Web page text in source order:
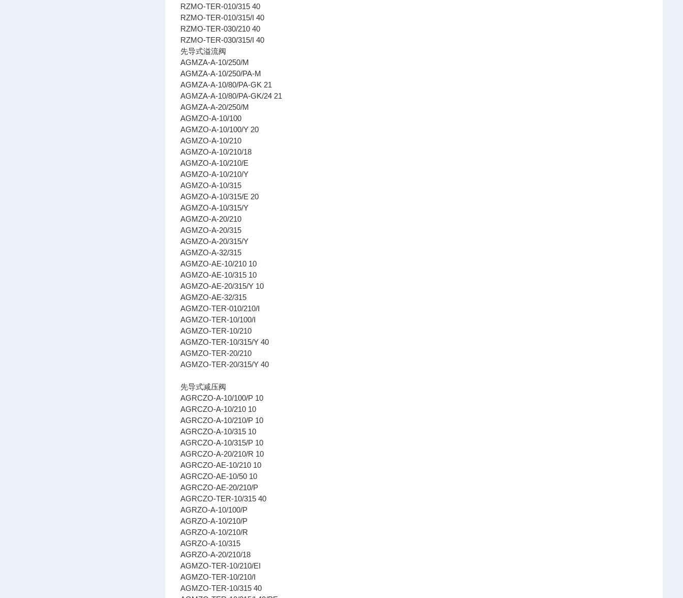
RZMO-TER-010/315 40
RZMO-TER-010/315/I 40
RZMO-TER-030/210 40
RZMO-TER-030/315/I 40
先导式溢流阀
AGMZA-A-10/250/M
AGMZA-A-10/250/PA-M
AGMZA-A-10/80/PA-GK 21
AGMZA-A-10/80/PA-GK/24 21
AGMZA-A-20/250/M
AGMZO-A-10/100
AGMZO-A-10/100/Y 20
AGMZO-A-10/210
AGMZO-A-10/210/18
AGMZO-A-10/210/E
AGMZO-A-10/210/Y
AGMZO-A-10/315
AGMZO-A-10/315/E 20
AGMZO-A-10/315/Y
AGMZO-A-20/210
AGMZO-A-20/315
AGMZO-A-20/315/Y
AGMZO-A-32/315
AGMZO-AE-10/210 10
AGMZO-AE-10/315 10
AGMZO-AE-20/315/Y 10
AGMZO-AE-32/315
AGMZO-TER-010/210/I
AGMZO-TER-10/100/I
AGMZO-TER-10/210
AGMZO-TER-10/315/Y 40
AGMZO-TER-20/210
AGMZO-TER-20/315/Y 40
先导式减压阀
AGRCZO-A-10/100/P 10
AGRCZO-A-10/210 10
AGRCZO-A-10/210/P 10
AGRCZO-A-10/315 10
AGRCZO-A-10/315/P 10
AGRCZO-A-20/210/R 10
AGRCZO-AE-10/210 10
AGRCZO-AE-10/50 10
AGRCZO-AE-20/210/P
AGRCZO-TER-10/315 40
AGRZO-A-10/100/P
AGRZO-A-10/210/P
AGRZO-A-10/210/R
AGRZO-A-10/315
AGRZO-A-20/210/18
AGMZO-TER-10/210/EI
AGMZO-TER-10/210/I
AGMZO-TER-10/315 40